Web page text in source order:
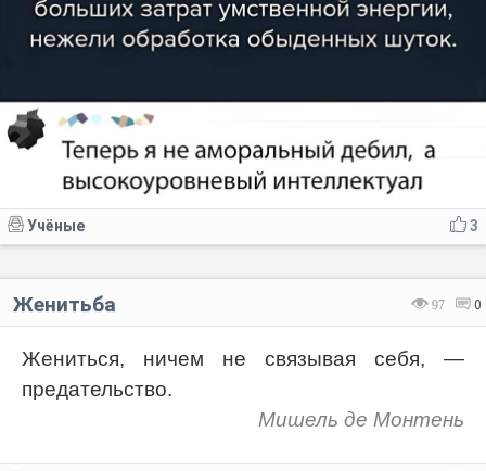
3
Учёные
97 0
Женитьба
Жениться, ничем не связывая себя, —
предательство.
Мишель де Монтень